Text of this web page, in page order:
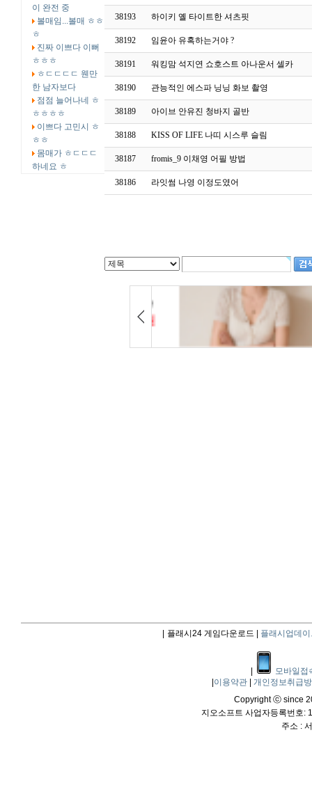
이 완전 중
볼매임...볼매 ㅎㅎ
ㅎ
진짜 이쁘다 이뻐
ㅎㅎㅎ
ㅎㄷㄷㄷㄷ 웬만
한 남자보다
점점 늘어나네 ㅎ
ㅎㅎㅎㅎ
이쁘다 고민시 ㅎ
ㅎㅎ
몸매가 ㅎㄷㄷㄷ
하네요 ㅎ
38193 하이키 옐 타이트한 셔츠핏
38192 임윤아 유혹하는거야 ?
38191 워킹맘 석지연 쇼호스트 아나운서 셀카
38190 관능적인 에스파 닝닝 화보 촬영
38189 아이브 안유진 청바지 골반
38188 KISS OF LIFE 나띠 시스루 슬림
38187 fromis_9 이채영 어필 방법
38186 라잇썸 나영 이정도였어
플래시24 게임다운로드 | 플래시업데이
모바일접
이용약관
개인정보취급
Copyright ⓒ since
지오소프트 사업자등록번호:
주소 :